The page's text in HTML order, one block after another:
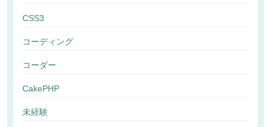
CSS3
コーディング
コーダー
CakePHP
未経験